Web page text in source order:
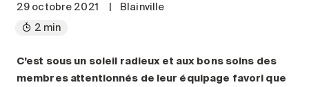
Nos résidences
Emplois
À propos
29 octobre 2021
Blainville
2 min
C’est sous un soleil radieux et aux bons soins des
membres attentionnés de leur équipage favori que